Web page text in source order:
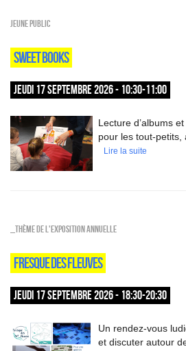
Jeune public
SWEET BOOKS
JEUDI 17 SEPTEMBRE 2026 - 10:30-11:00
Lecture d’albums
pour les tout-petits,
Lire la suite
_Thème de l'exposition annuelle
FRESQUE DES FLEUVES
JEUDI 17 SEPTEMBRE 2026 - 18:30-20:30
Un rendez-vous
et discuter autour